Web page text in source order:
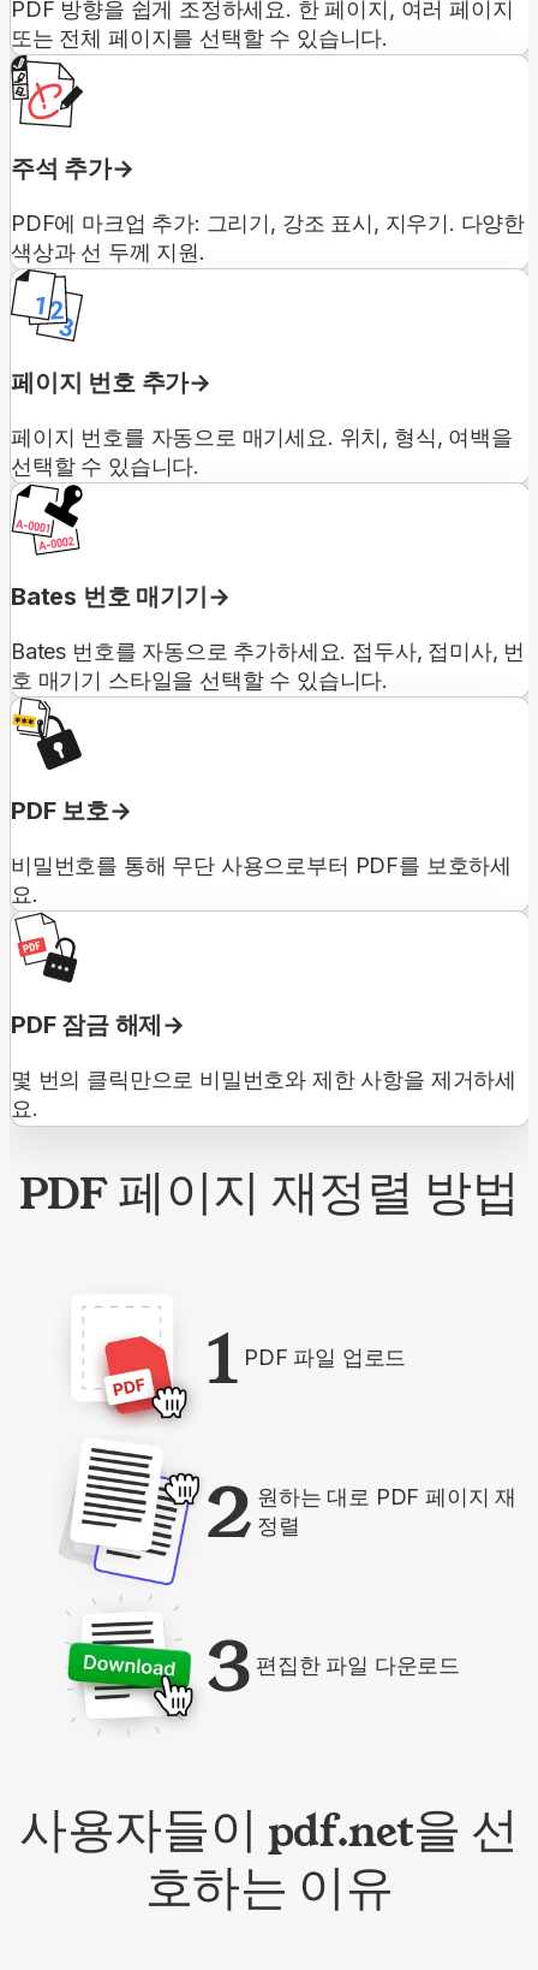
PDF 방향을 쉽게 조정하세요. 한 페이지, 여러 페이지
또는 전체 페이지를 선택할 수 있습니다.
주석 추가
PDF에 마크업 추가: 그리기, 강조 표시, 지우기. 다양한
색상과 선 두께 지원.
페이지 번호 추가
페이지 번호를 자동으로 매기세요. 위치, 형식, 여백을
선택할 수 있습니다.
Bates 번호 매기기
Bates 번호를 자동으로 추가하세요. 접두사, 접미사, 번
호 매기기 스타일을 선택할 수 있습니다.
PDF 보호
비밀번호를 통해 무단 사용으로부터 PDF를 보호하세
요.
PDF 잠금 해제
몇 번의 클릭만으로 비밀번호와 제한 사항을 제거하세
요.
PDF 페이지 재정렬 방법
1 PDF 파일 업로드
2 원하는 대로 PDF 페이지 재
정렬
3 편집한 파일 다운로드
사용자들이 pdf.net을 선
호하는 이유